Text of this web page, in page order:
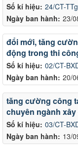
Số kí hiệu: 24/CT-TTg
Ngày ban hành: 23/
Số kí hiệu: 02/CT-
Ngày ban hành: 20/
đổi mới, tăng
động trong thi
Số kí hiệu: 03/CT-
Ngày ban hành: 13/
tăng cường công
chuyên ngành